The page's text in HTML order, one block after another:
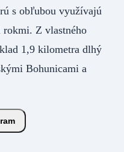
s obľubou využívajú
Z vlastného
1,9 kilometra dlhý
Bohunicami a